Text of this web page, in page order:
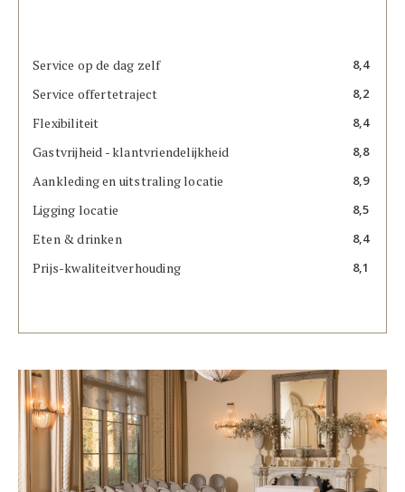
Service op de dag zelf 8,4
Service offertetraject 8,2
Flexibiliteit 8,4
Gastvrijheid - klantvriendelijkheid 8,8
Aankleding en uitstraling locatie 8,9
Ligging locatie 8,5
Eten & drinken 8,4
Prijs-kwaliteitverhouding 8,1